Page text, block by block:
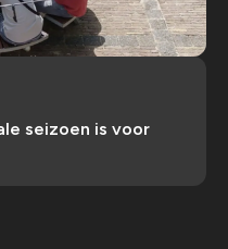
seizoen is voor